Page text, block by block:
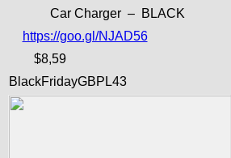
Car Charger – BLACK
https://goo.gl/NJAD56
$8,59
BlackFridayGBPL43